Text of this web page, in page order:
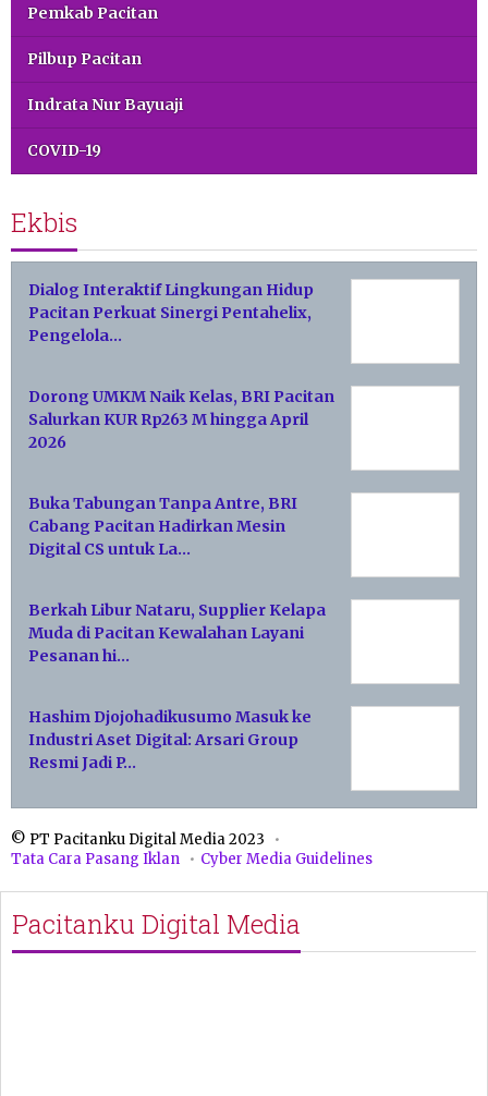
Pemkab Pacitan
Pilbup Pacitan
Indrata Nur Bayuaji
COVID-19
Ekbis
Dialog Interaktif Lingkungan Hidup
Pacitan Perkuat Sinergi Pentahelix,
Pengelola…
Dorong UMKM Naik Kelas, BRI Pacitan
Salurkan KUR Rp263 M hingga April
2026
Buka Tabungan Tanpa Antre, BRI
Cabang Pacitan Hadirkan Mesin
Digital CS untuk La…
Berkah Libur Nataru, Supplier Kelapa
Muda di Pacitan Kewalahan Layani
Pesanan hi…
Hashim Djojohadikusumo Masuk ke
Industri Aset Digital: Arsari Group
Resmi Jadi P…
© PT Pacitanku Digital Media 2023
Tata Cara Pasang Iklan
Cyber Media Guidelines
Pacitanku Digital Media